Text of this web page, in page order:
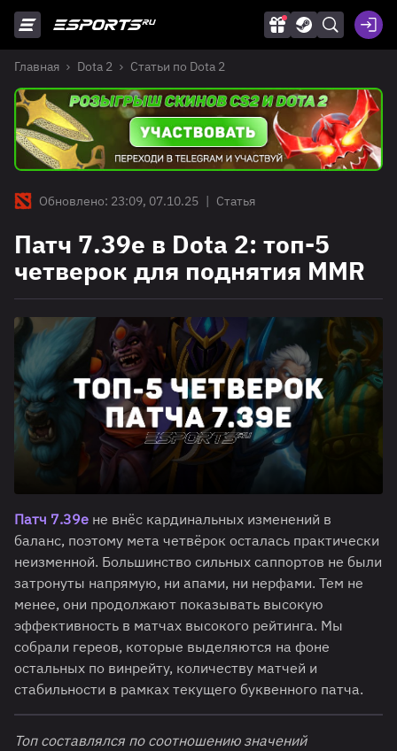
Главная Dota 2 Статьи по Dota 2
Обновлено: 23:09, 07.10.25 | Статья
Патч 7.39e в Dota 2: топ-5
четверок для поднятия MMR
Патч 7.39e не внёс кардинальных изменений в
баланс, поэтому мета четвёрок осталась практически
неизменной. Большинство сильных саппортов не были
затронуты напрямую, ни апами, ни нерфами. Тем не
менее, они продолжают показывать высокую
эффективность в матчах высокого рейтинга. Мы
собрали гереов, которые выделяются на фоне
остальных по винрейту, количеству матчей и
стабильности в рамках текущего буквенного патча.
Топ составлялся по соотношению значений